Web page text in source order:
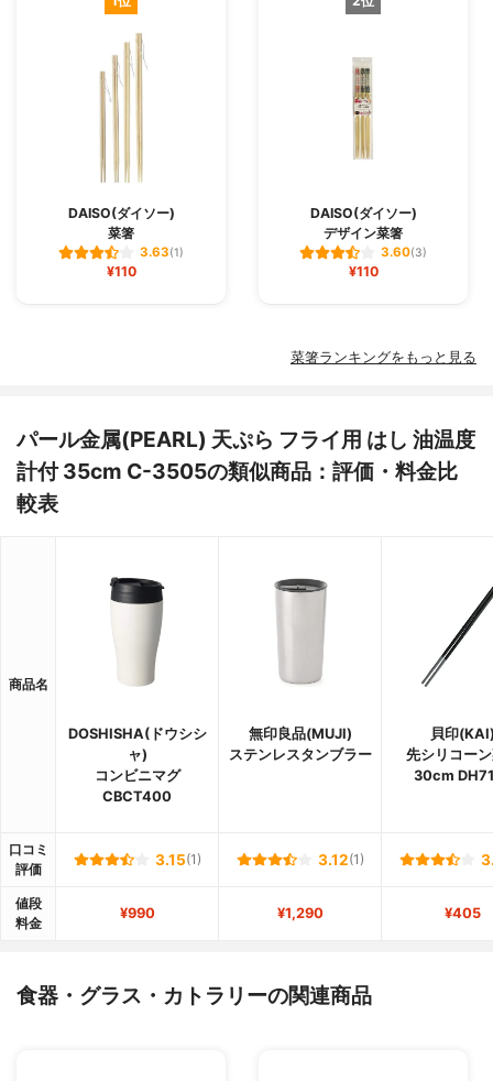
DAISO(ダイソー)
菜箸
3.63(1)
¥110
DAISO(ダイソー)
デザイン菜箸
3.60(3)
¥110
菜箸ランキングをもっと見る
パール金属(PEARL) 天ぷら フライ用 はし 油温度
計付 35cm C-3505の類似商品：評価・料金比
較表
商品名
DOSHISHA(ドウシシ
ャ)
コンビニマグ
CBCT400
無印良品(MUJI)
ステンレスタンブラー
貝印
先シリコー
30cm
口コミ
評価
3.15(1) 3.12(1)
値段
料金
¥990 ¥1,290 ¥405
食器・グラス・カトラリーの関連商品